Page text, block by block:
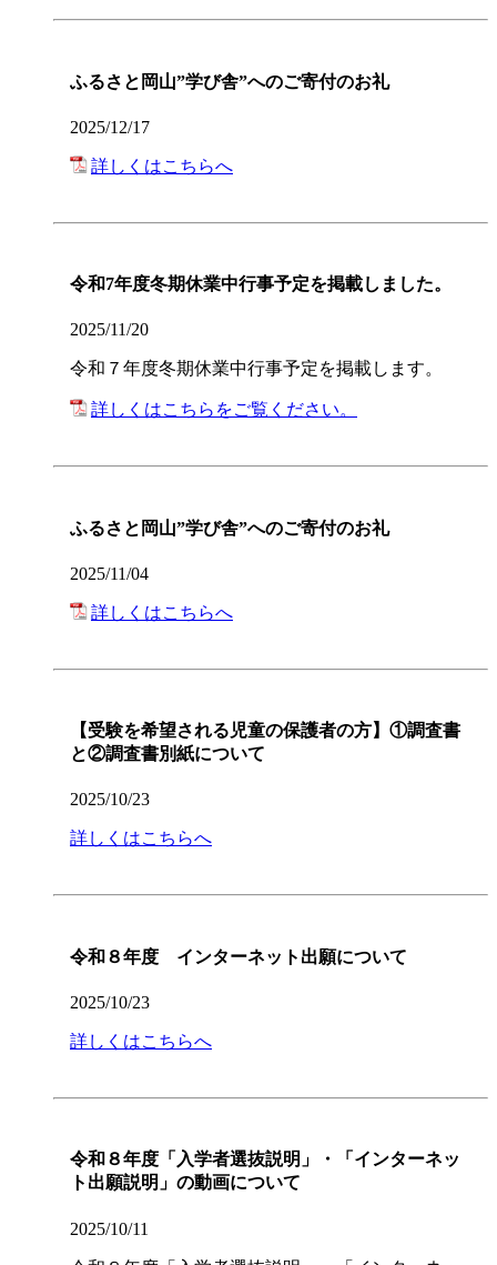
ふるさと岡山”学び舎”へのご寄付のお礼
2025/12/17
詳しくはこちらへ
令和7年度冬期休業中行事予定を掲載しました。
2025/11/20
令和７年度冬期休業中行事予定を掲載します。
詳しくはこちらをご覧ください。
ふるさと岡山”学び舎”へのご寄付のお礼
2025/11/04
詳しくはこちらへ
【受験を希望される児童の保護者の方】①調査書
と②調査書別紙について
2025/10/23
詳しくはこちらへ
令和８年度 インターネット出願について
2025/10/23
詳しくはこちらへ
令和８年度「入学者選抜説明」・「インターネッ
ト出願説明」の動画について
2025/10/11